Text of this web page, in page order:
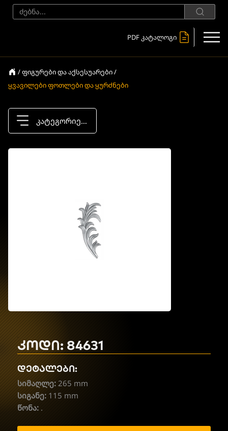
PDF კატალოგი
/ ფიგურები და აქსესუარები /
ყვავილები ფოთლები და ყურძნები
კატეგორიები
კოდი: 84631
დეტალები:
სიმაღლე: 265 mm
სიგანე: 115 mm
წონა: .